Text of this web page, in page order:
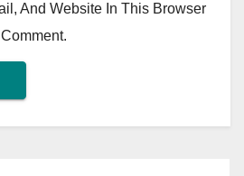
And Website In This Browser